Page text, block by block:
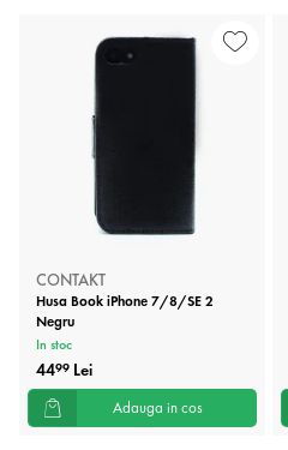
CONTAKT
Husa Book iPhone 7/8/SE 2
Negru
In stoc
4499 Lei
Adauga in cos